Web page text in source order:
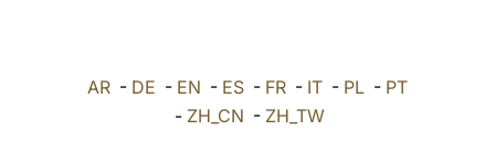
AR - DE - EN - ES - FR - IT - PL - PT
- ZH_CN - ZH_TW